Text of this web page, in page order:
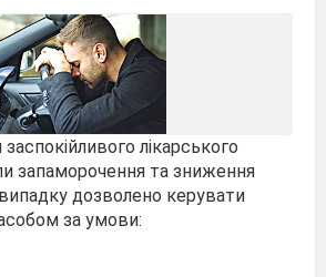
лікарського
запаморочення та зниження
дозволено керувати
за умови: